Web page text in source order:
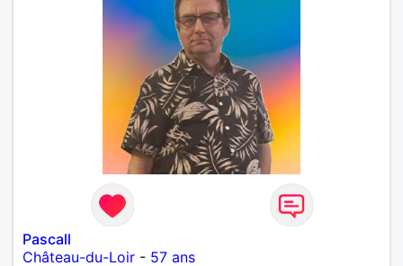
Pascall
Château-du-Loir - 57 ans